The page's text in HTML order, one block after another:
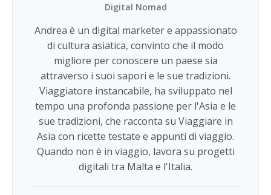
Digital Nomad
Andrea è un digital marketer e appassionato
di cultura asiatica, convinto che il modo
migliore per conoscere un paese sia
attraverso i suoi sapori e le sue tradizioni.
Viaggiatore instancabile, ha sviluppato nel
tempo una profonda passione per l'Asia e le
sue tradizioni, che racconta su Viaggiare in
Asia con ricette testate e appunti di viaggio.
Quando non è in viaggio, lavora su progetti
digitali tra Malta e l'Italia.